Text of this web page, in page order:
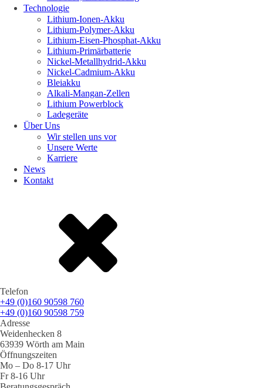
Technologie
Lithium-Ionen-Akku
Lithium-Polymer-Akku
Lithium-Eisen-Phosphat-Akku
Lithium-Primärbatterie
Nickel-Metallhydrid-Akku
Nickel-Cadmium-Akku
Bleiakku
Alkali-Mangan-Zellen
Lithium Powerblock
Ladegeräte
Über Uns
Wir stellen uns vor
Unsere Werte
Karriere
News
Kontakt
Telefon
+49 (0)160 90598 760
+49 (0)160 90598 759
Adresse
Weidenhecken 8
63939 Wörth am Main
Öffnungszeiten
Mo – Do 8-17 Uhr
Fr 8-16 Uhr